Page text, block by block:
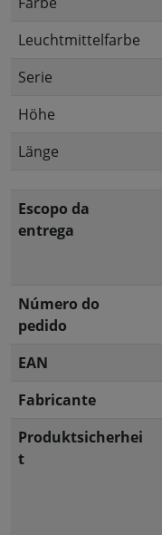
Leuchtmittelfarbe
Serie
Höhe
Länge
Escopo da
entrega
Número do
pedido
EAN
Fabricante
Produktsicherhei
t